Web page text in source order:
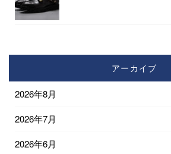
アーカイブ
2026年8月
2026年7月
2026年6月